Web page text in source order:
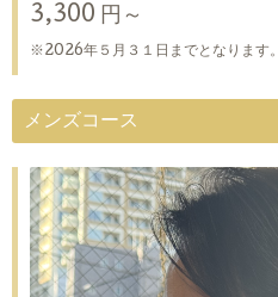
3,300 円～
※2026年５月３１日までとなります
メンズコース